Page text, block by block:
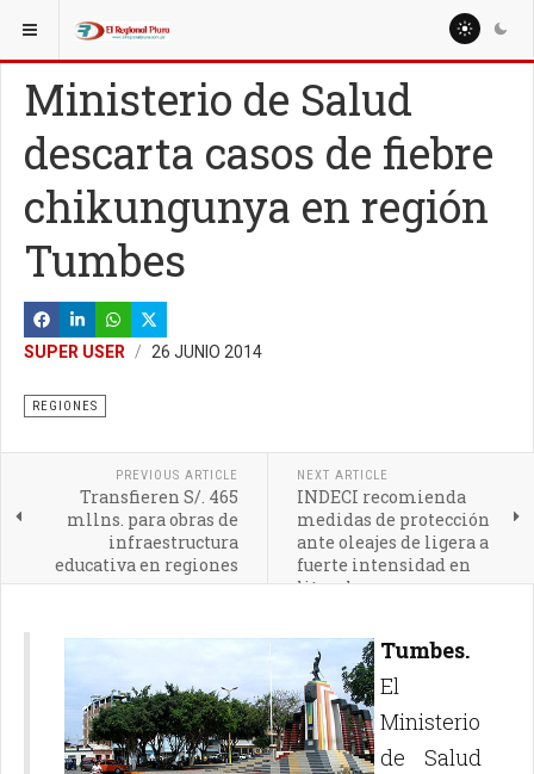
ESTÁ AQUÍ: NACIONALES
Ministerio de Salud
descarta casos de fiebre
chikungunya en región
Tumbes
SUPER USER 26 JUNIO 2014
REGIONES
PREVIOUS ARTICLE
Transfieren S/. 465
mllns. para obras de
infraestructura
educativa en regiones
NEXT ARTICLE
INDECI recomienda
medidas de protección
ante oleajes de ligera a
fuerte intensidad en
litoral peruano
Tumbes.
El
Ministerio
de Salud